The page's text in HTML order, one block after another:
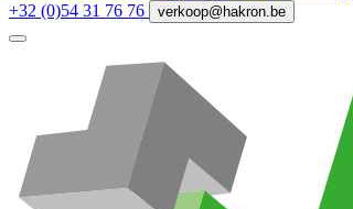
+32 (0)54 31 76 76
verkoop@hakron.be